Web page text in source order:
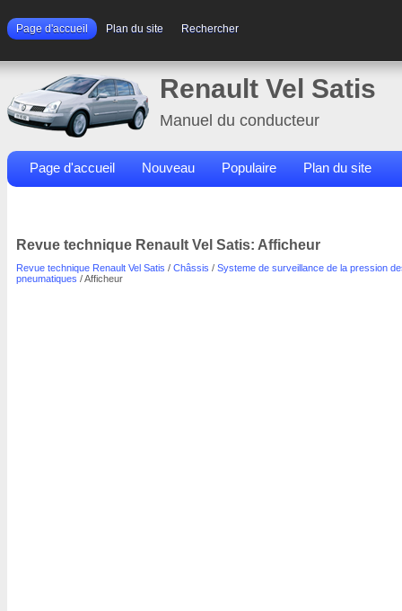
Page d'accueil Plan du site Rechercher
Renault Vel Satis
Manuel du conducteur
Page d'accueil Nouveau Populaire Plan du site
Revue technique Renault Vel Satis: Afficheur
Revue technique Renault Vel Satis / Châssis / Systeme de surveillance de la pression
pneumatiques / Afficheur